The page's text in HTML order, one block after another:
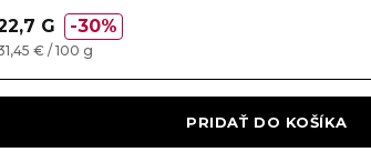
G 30%
€ / 100 g